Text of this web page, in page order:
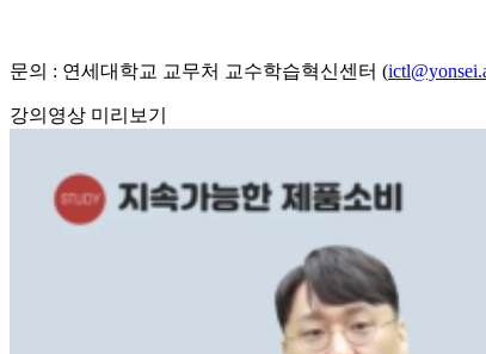
문의 : 연세대학교 교무처 교수학습혁신센터 (
강의영상 미리보기